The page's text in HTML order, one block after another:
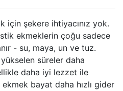
için şekere ihtiyacınız yok.
ekmeklerin çoğu sadece
- su, maya, un ve tuz.
süreler daha
daha iyi lezzet ile
ekmek bayat daha hızlı gider